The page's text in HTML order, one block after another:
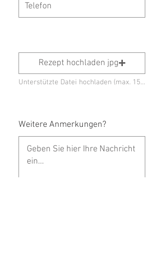
Rezept hochladen jpg
Unterstützte Datei hochladen (max. 15MB)
Weitere Anmerkungen?